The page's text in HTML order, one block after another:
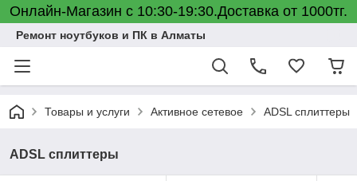
Онлайн-Магазин с 10:30-19:30.Доставка от 1000тг.
Ремонт ноутбуков и ПК в Алматы
Товары и услуги Активное сетевое ADSL cплиттеры
ADSL cплиттеры